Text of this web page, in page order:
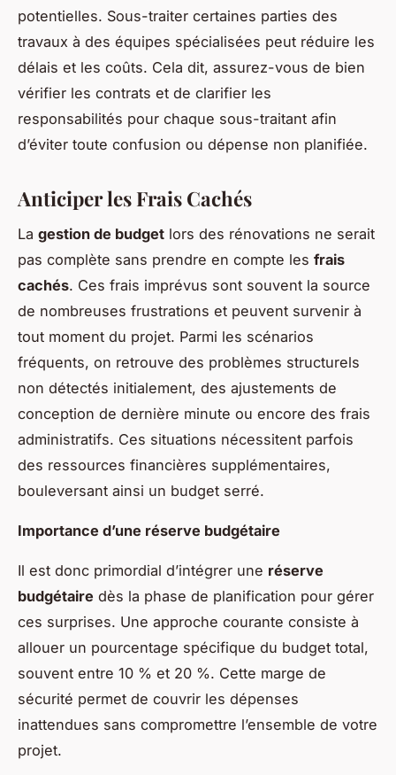
potentielles. Sous-traiter certaines parties des
travaux à des équipes spécialisées peut réduire les
délais et les coûts. Cela dit, assurez-vous de bien
vérifier les contrats et de clarifier les
responsabilités pour chaque sous-traitant afin
d’éviter toute confusion ou dépense non planifiée.
Anticiper les Frais Cachés
La gestion de budget lors des rénovations ne serait
pas complète sans prendre en compte les frais
cachés. Ces frais imprévus sont souvent la source
de nombreuses frustrations et peuvent survenir à
tout moment du projet. Parmi les scénarios
fréquents, on retrouve des problèmes structurels
non détectés initialement, des ajustements de
conception de dernière minute ou encore des frais
administratifs. Ces situations nécessitent parfois
des ressources financières supplémentaires,
bouleversant ainsi un budget serré.
Importance d’une réserve budgétaire
Il est donc primordial d’intégrer une réserve
budgétaire dès la phase de planification pour gérer
ces surprises. Une approche courante consiste à
allouer un pourcentage spécifique du budget total,
souvent entre 10 % et 20 %. Cette marge de
sécurité permet de couvrir les dépenses
inattendues sans compromettre l’ensemble de votre
projet.